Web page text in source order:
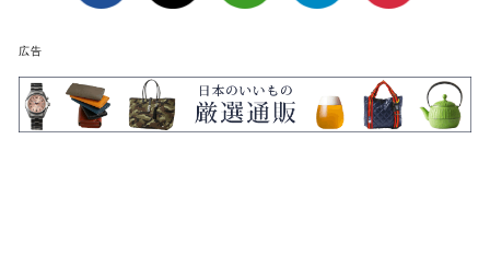
広告